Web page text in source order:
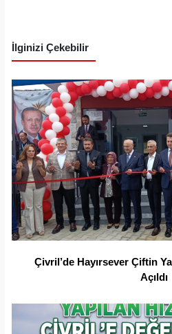
İlginizi Çekebilir
Çivril’de Hayırsever Çiftin
Açıldı